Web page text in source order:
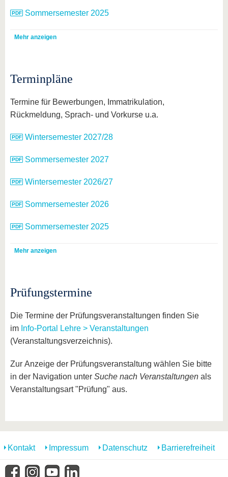
Sommersemester 2025
Mehr anzeigen
Terminpläne
Termine für Bewerbungen, Immatrikulation,
Rückmeldung, Sprach- und Vorkurse u.a.
Wintersemester 2027/28
Sommersemester 2027
Wintersemester 2026/27
Sommersemester 2026
Sommersemester 2025
Mehr anzeigen
Prüfungstermine
Die Termine der Prüfungsveranstaltungen finden Sie
im Info-Portal Lehre > Veranstaltungen
(Veranstaltungsverzeichnis).
Zur Anzeige der Prüfungsveranstaltung wählen Sie bitte
in der Navigation unter Suche nach Veranstaltungen als
Veranstaltungsart "Prüfung" aus.
Kontakt Impressum Datenschutz Barrierefreiheit